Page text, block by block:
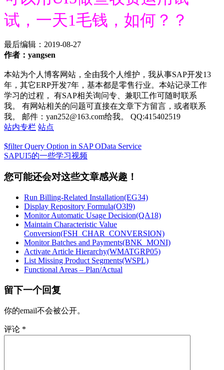
试， 一天1毛钱，如何？？
最后编辑： 2019-08-27
作者：yangsen
本站为个人博客网站，全由我个人维护，我从事SAP开发13
年，其它ERP开发7年，基本都是零售行业。本站记录工作
学习的过程， 有SAP相关询问专、兼职工作可随时联系
我。 有网站相关的问题可直接在文章下方留言，或者联系
我。 邮件：yan252@163.com给我。 QQ:415402519
站内专栏 站点
$filter Query Option in SAP OData Service
SAPUI5的一些学习视频
您可能还会对这些文章感兴趣！
Run Billing-Related Installation(EG34)
Display Repository Formula(O3I9)
Monitor Automatic Usage Decision(QA18)
Maintain Characteristic Value
Conversion(FSH_CHAR_CONVERSION)
Monitor Batches and Payments(BNK_MONI)
Activate Article Hierarchy(WMATGRP05)
List Missing Product Segments(WSPL)
Functional Areas – Plan/Actual
留下一个回复
你的email不会被公开。
评论 *